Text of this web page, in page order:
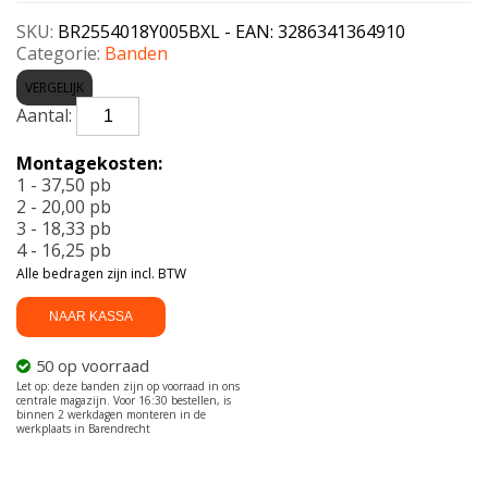
SKU: BR2554018Y005BXL - EAN: 3286341364910
Categorie: Banden
VERGELIJK
BRIDGESTONE-
T005
XL
255/40
R18
99Y
aantal
NAAR KASSA
50 op voorraad
Montagekosten:
1 - 37,50 pb
2 - 20,00 pb
3 - 18,33 pb
4 - 16,25 pb
Alle bedragen zijn incl. BTW